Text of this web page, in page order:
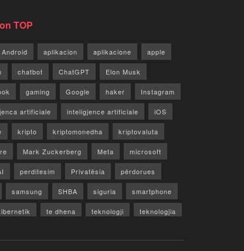
TOP
Android aplikacion aplikacione apple
chatbot ChatGPT Elon Musk
gaming Google haker Instagram
artificiale inteligjence artificiale iOS
kripto kriptomonedha kriptovaluta
Mark Zuckerberg Meta microsoft
perditesim Privatësia përdorues
samsung SHBA siguria smartphone
te dhena teknologji teknologjia